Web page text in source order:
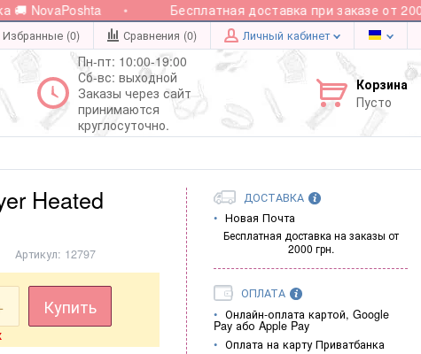
NovaPoshta Бесплатная доставка при заказе от 2000
Избранные (0) Сравнения (0) Личный кабинет
Пн-пт: 10:00-19:00
Сб-вс: выходной
Заказы через сайт
принимаются
круглосуточно.
Корзина
Пусто
Heated
Артикул: 12797
Купить
ДОСТАВКА
Новая Почта
Бесплатная доставка на заказы от
2000 грн.
ОПЛАТА
Онлайн-оплата картой, Google
Pay або Apple Pay
Оплата на карту Приватбанка